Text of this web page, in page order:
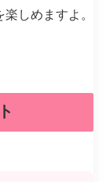
しめますよ。